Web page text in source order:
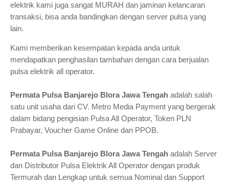
elektrik kami juga sangat MURAH dan jaminan kelancaran
transaksi, bisa anda bandingkan dengan server pulsa yang
lain.
Kami memberikan kesempatan kepada anda untuk
mendapatkan penghasilan tambahan dengan cara berjualan
pulsa elektrik all operator.
Permata Pulsa Banjarejo Blora Jawa Tengah adalah salah
satu unit usaha dari CV. Metro Media Payment yang bergerak
dalam bidang pengisian Pulsa All Operator, Token PLN
Prabayar, Voucher Game Online dan PPOB.
Permata Pulsa Banjarejo Blora Jawa Tengah adalah Server
dan Distributor Pulsa Elektrik All Operator dengan produk
Termurah dan Lengkap untuk semua Nominal dan Support